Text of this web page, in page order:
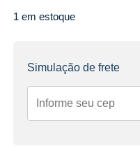
1 em estoque
Simulação de frete